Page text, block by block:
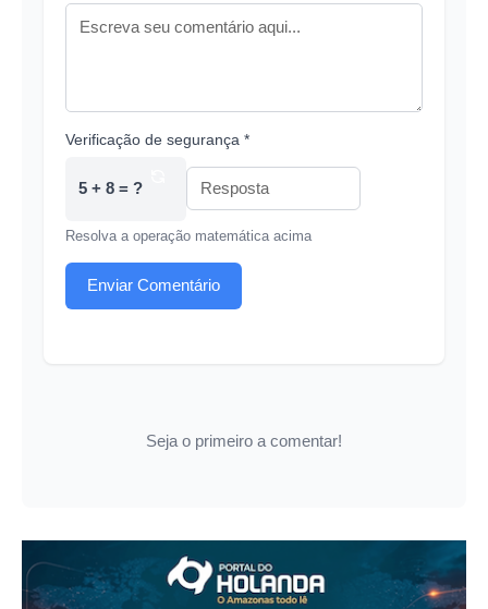
Verificação de segurança *
5 + 8 = ?
Resolva a operação matemática acima
Enviar Comentário
Seja o primeiro a comentar!